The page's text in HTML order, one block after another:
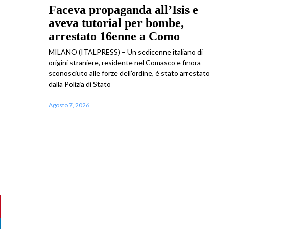
Faceva propaganda all’Isis e
aveva tutorial per bombe,
arrestato 16enne a Como
MILANO (ITALPRESS) – Un sedicenne italiano di
origini straniere, residente nel Comasco e finora
sconosciuto alle forze dell’ordine, è stato arrestato
dalla Polizia di Stato
Agosto 7, 2026